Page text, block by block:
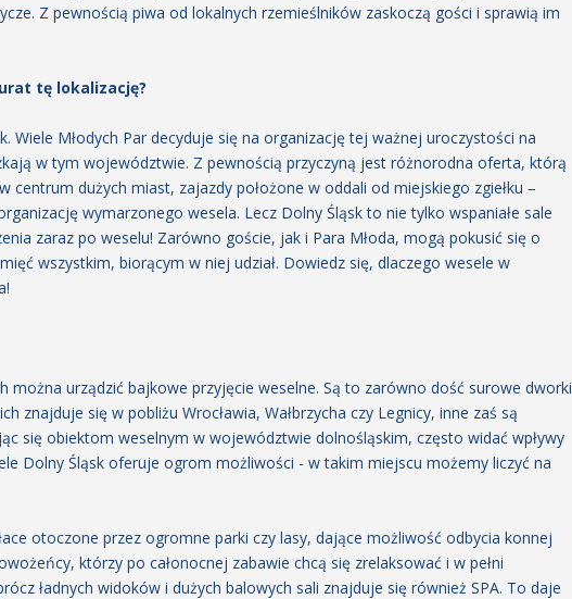
Z pewnością piwa od lokalnych rzemieślników zaskoczą gości i sprawią im
tę lokalizację?
Wiele Młodych Par decyduje się na organizację tej ważnej uroczystości na
w tym województwie. Z pewnością przyczyną jest różnorodna oferta, którą
centrum dużych miast, zajazdy położone w oddali od miejskiego zgiełku –
wymarzonego wesela. Lecz Dolny Śląsk to nie tylko wspaniałe sale
zaraz po weselu! Zarówno goście, jak i Para Młoda, mogą pokusić się o
wszystkim, biorącym w niej udział. Dowiedz się, dlaczego wesele w
można urządzić bajkowe przyjęcie weselne. Są to zarówno dość surowe dworki
znajduje się w pobliżu Wrocławia, Wałbrzycha czy Legnicy, inne zaś są
się obiektom weselnym w województwie dolnośląskim, często widać wpływy
Dolny Śląsk oferuje ogrom możliwości - w takim miejscu możemy liczyć na
otoczone przez ogromne parki czy lasy, dające możliwość odbycia konnej
którzy po całonocnej zabawie chcą się zrelaksować i w pełni
ładnych widoków i dużych balowych sali znajduje się również SPA. To daje